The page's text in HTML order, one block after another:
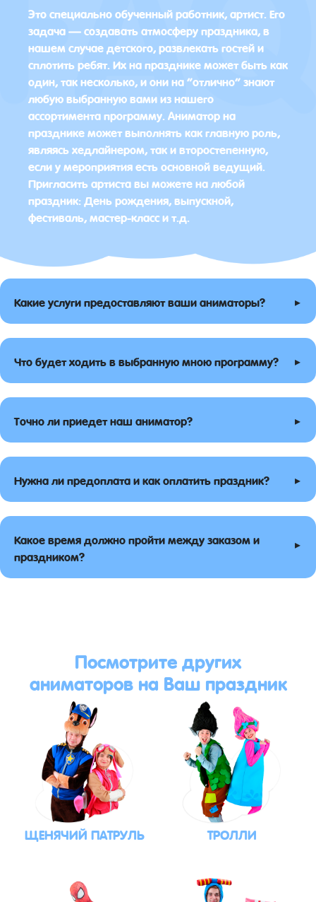
Это специально обученный работник, артист. Его
задача — создавать атмосферу праздника, в
нашем случае детского, развлекать гостей и
сплотить ребят. Их на празднике может быть как
один, так несколько, и они на “отлично” знают
любую выбранную вами из нашего
ассортимента программу. Аниматор на
празднике может выполнять как главную роль,
являясь хедлайнером, так и второстепенную,
если у мероприятия есть основной ведущий.
Пригласить артиста вы можете на любой
праздник: День рождения, выпускной,
фестиваль, мастер-класс и т.д.
Какие услуги предоставляют ваши аниматоры? ▸
Что будет ходить в выбранную мною программу? ▸
Точно ли приедет наш аниматор? ▸
Нужна ли предоплата и как оплатить праздник? ▸
Какое время должно пройти между заказом и
праздником?
▸
Посмотрите других
аниматоров на Ваш праздник
ЩЕНЯЧИЙ ПАТРУЛЬ ТРОЛЛИ